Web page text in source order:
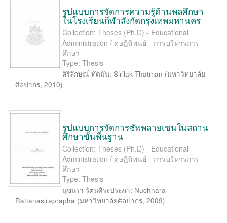
รูปแบบการจัดการความรู้ด้านพลศึกษา
ในโรงเรียนกีฬาสังกัดกรุงเทพมหานคร
Collection: Theses (Ph.D) - Educational
Administration / ดุษฎีนิพนธ์ - การบริหารการ
ศึกษา
Type: Thesis
สิริลักษณ์ ทัดมั่น; Sirilak Thatman (มหาวิทยาลัย
ศิลปากร, 2010)
รูปแบบการจัดการซัพพลายเชนในสถาน
ศึกษาขั้นพื้นฐาน
Collection: Theses (Ph.D) - Educational
Administration / ดุษฎีนิพนธ์ - การบริหารการ
ศึกษา
Type: Thesis
นุชนรา รัตนศิระประภา; Nuchnara
Rattanasiraprapha (มหาวิทยาลัยศิลปากร, 2009)